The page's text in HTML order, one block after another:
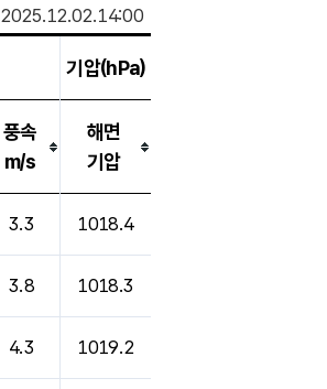
2025.12.02.14:00
기압(hPa)
풍속
m/s
해면
기압
3.3 1018.4
3.8 1018.3
4.3 1019.2